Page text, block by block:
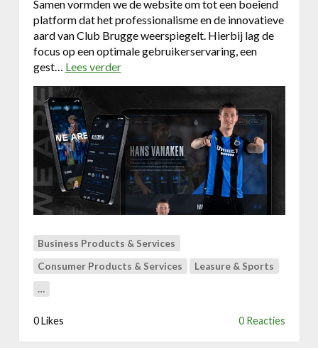
Samen vormden we de website om tot een boeiend
platform dat het professionalisme en de innovatieve
aard van Club Brugge weerspiegelt. Hierbij lag de
focus op een optimale gebruikerservaring, een
gest… Lees verdero
r
D
e
k
t
v
a
Business Products & Services
Consumer Products & Services Leasure & Sports
…
0 Likes 0 Reacties